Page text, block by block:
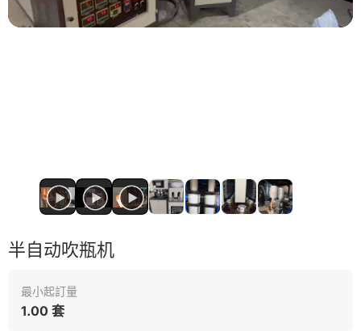
PP
半自动吹瓶机
最小起訂量
1.00 套